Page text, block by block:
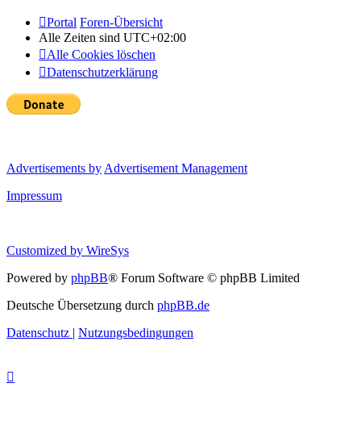
Portal Foren-Übersicht
Alle Zeiten sind UTC+02:00
Alle Cookies löschen
Datenschutzerklärung
Advertisements by Advertisement Management
Impressum
Customized by WireSys
Powered by phpBB® Forum Software © phpBB Limited
Deutsche Übersetzung durch phpBB.de
Datenschutz | Nutzungsbedingungen